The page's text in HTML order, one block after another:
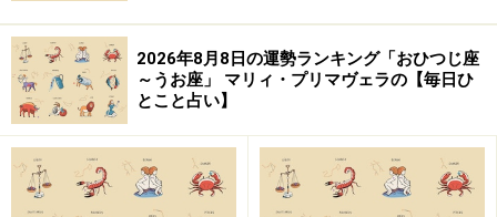
2026年8月8日の運勢ランキング「おひつじ座
～うお座」 マリィ・プリマヴェラの【毎日ひ
とこと占い】